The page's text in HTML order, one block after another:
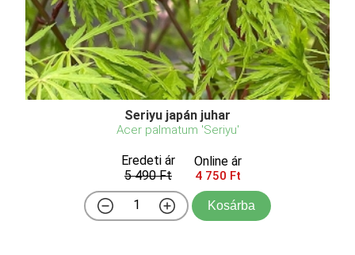
Seriyu japán juhar
Acer palmatum 'Seriyu'
Eredeti ár
5 490 Ft
Online ár
4 750 Ft
Kosárba